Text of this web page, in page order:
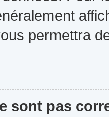
permettra
sont pas